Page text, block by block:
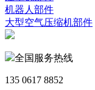
机器人部件
大型空气压缩机部件
全国服务热线
135 0617 8852